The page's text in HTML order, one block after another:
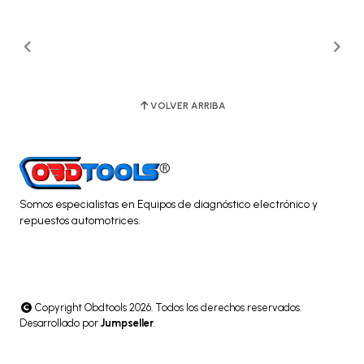
VOLVER ARRIBA
Somos especialistas en Equipos de diagnóstico electrónico y
repuestos automotrices.
Copyright Obdtools 2026. Todos los derechos reservados.
Desarrollado por Jumpseller